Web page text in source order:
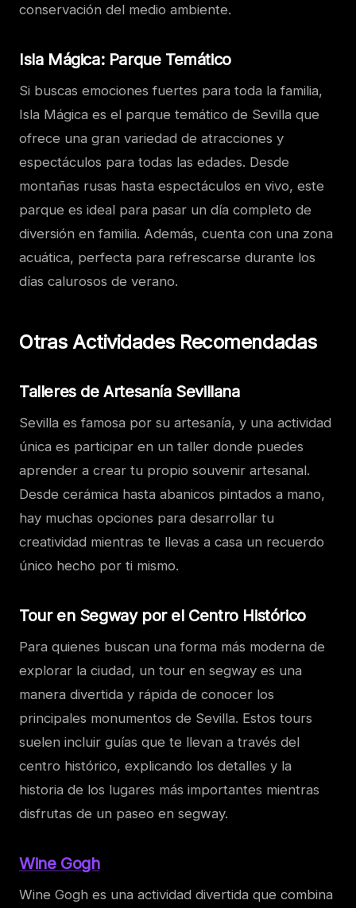
conservación del medio ambiente.
Isla Mágica: Parque Temático
Si buscas emociones fuertes para toda la familia,
Isla Mágica es el parque temático de Sevilla que
ofrece una gran variedad de atracciones y
espectáculos para todas las edades. Desde
montañas rusas hasta espectáculos en vivo, este
parque es ideal para pasar un día completo de
diversión en familia. Además, cuenta con una zona
acuática, perfecta para refrescarse durante los
días calurosos de verano.
Otras Actividades Recomendadas
Talleres de Artesanía Sevillana
Sevilla es famosa por su artesanía, y una actividad
única es participar en un taller donde puedes
aprender a crear tu propio souvenir artesanal.
Desde cerámica hasta abanicos pintados a mano,
hay muchas opciones para desarrollar tu
creatividad mientras te llevas a casa un recuerdo
único hecho por ti mismo.
Tour en Segway por el Centro Histórico
Para quienes buscan una forma más moderna de
explorar la ciudad, un tour en segway es una
manera divertida y rápida de conocer los
principales monumentos de Sevilla. Estos tours
suelen incluir guías que te llevan a través del
centro histórico, explicando los detalles y la
historia de los lugares más importantes mientras
disfrutas de un paseo en segway.
Wine Gogh
Wine Gogh es una actividad divertida que combina